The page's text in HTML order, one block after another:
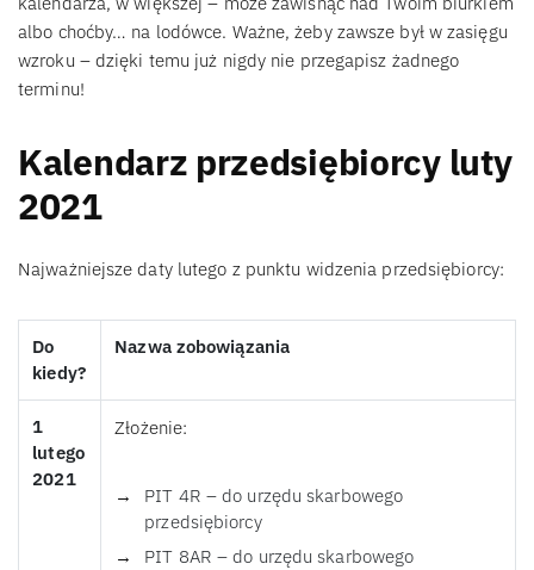
albo choćby… na lodówce. Ważne, żeby zawsze był w zasięgu
wzroku – dzięki temu już nigdy nie przegapisz żadnego
terminu!
Kalendarz przedsiębiorcy luty
2021
Najważniejsze daty lutego z punktu widzenia przedsiębiorcy:
Do
kiedy?
Nazwa zobowiązania
1
lutego
2021
Złożenie:
PIT 4R – do urzędu skarbowego
przedsiębiorcy
PIT 8AR – do urzędu skarbowego